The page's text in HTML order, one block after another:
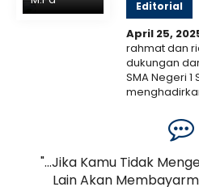
Editorial
April 25,
rahmat dan
dukungan
SMA Negeri
banyak..
"...Jika Kamu Tidak
Lain Akan
SMANESI
dalam